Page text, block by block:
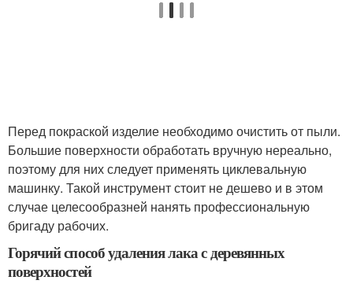
Перед покраской изделие необходимо очистить от пыли.
Большие поверхности обработать вручную нереально,
поэтому для них следует применять циклевальную
машинку. Такой инструмент стоит не дешево и в этом
случае целесообразней нанять профессиональную
бригаду рабочих.
Горячий способ удаления лака с деревянных
поверхностей